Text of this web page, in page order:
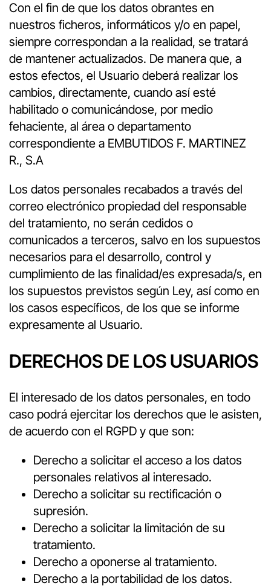
Con el fin de que los datos obrantes en
nuestros ficheros, informáticos y/o en papel,
siempre correspondan a la realidad, se tratará
de mantener actualizados. De manera que, a
estos efectos, el Usuario deberá realizar los
cambios, directamente, cuando así esté
habilitado o comunicándose, por medio
fehaciente, al área o departamento
correspondiente a EMBUTIDOS F. MARTINEZ
R., S.A
Los datos personales recabados a través del
correo electrónico propiedad del responsable
del tratamiento, no serán cedidos o
comunicados a terceros, salvo en los supuestos
necesarios para el desarrollo, control y
cumplimiento de las finalidad/es expresada/s, en
los supuestos previstos según Ley, así como en
los casos específicos, de los que se informe
expresamente al Usuario.
DERECHOS DE LOS USUARIOS
El interesado de los datos personales, en todo
caso podrá ejercitar los derechos que le asisten,
de acuerdo con el RGPD y que son:
Derecho a solicitar el acceso a los datos
personales relativos al interesado.
Derecho a solicitar su rectificación o
supresión.
Derecho a solicitar la limitación de su
tratamiento.
Derecho a oponerse al tratamiento.
Derecho a la portabilidad de los datos.